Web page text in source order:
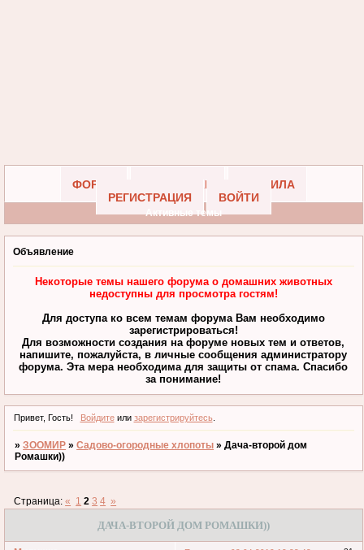
ФОРУМ УЧАСТНИКИ
ПРАВИЛА
РЕГИСТРАЦИЯ
ВОЙТИ
Активные темы
Объявление
Некоторые темы нашего форума о домашних животных
недоступны для просмотра гостям!
Для доступа ко всем темам форума Вам необходимо
зарегистрироваться!
Для возможности создания на форуме новых тем и ответов,
напишите, пожалуйста, в личные сообщения администратору
форума. Эта мера необходима для защиты от спама. Спасибо
за понимание!
Привет, Гость! Войдитеили зарегистрируйтесь.
»ЗООМИР »Садово-огородные хлопоты »Дача-второй дом
Ромашки))
ДАЧА-ВТОРОЙ ДОМ РОМАШКИ))
Страница:« 1 2 3 4 »